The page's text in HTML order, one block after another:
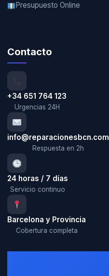
Presupuesto Online
Contacto
+34 651 764 123
Urgencias 24H
info@reparacionesbcn.com
Respuesta en 2h
24 horas / 7 días
Servicio continuo
Barcelona y Provincia
Cobertura completa